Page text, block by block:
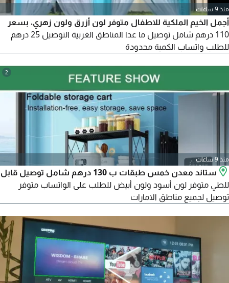
منذ 9 ساعات
أجمل الخيم الملكية للاطفال متوفر لون أزرق ولون زهري، بسعر
110 درهم شامل توصيل ما عدا المناطق الغربية التوصيل 25 درهم
للطلب واتساب الكمية محدودة
2
منذ 9 ساعات
ستاند معدن خمس طبقات ب 130 درهم شامل توصيل قابل
للطي متوفر لون أسود ولون أبيض للطلب على الواتساب متوفر
توصيل لجميع مناطق الامارات